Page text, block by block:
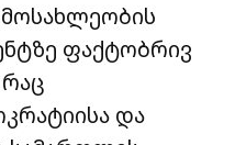
მოსახლეობის
ფაქტობრივ
და